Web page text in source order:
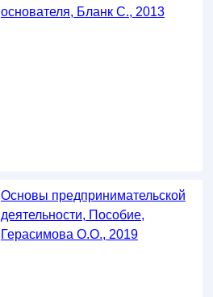
основателя, Бланк С., 2013
Основы предпринимательской
деятельности, Пособие,
Герасимова О.О., 2019